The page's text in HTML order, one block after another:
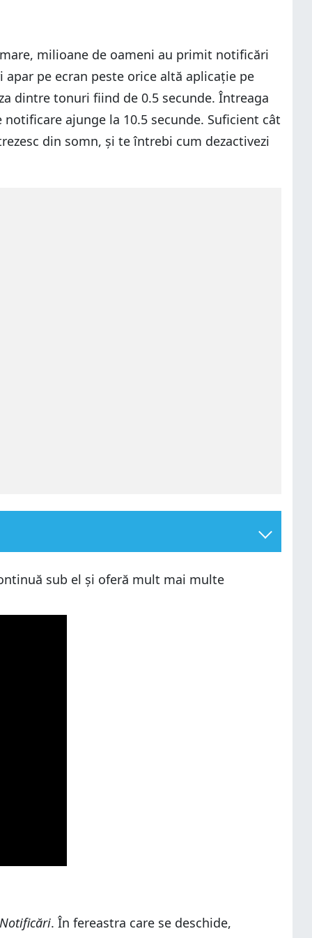
milioane de oameni au primit notificări
pe ecran peste orice altă aplicație pe
dintre tonuri fiind de 0.5 secunde. Întreaga
ajunge la 10.5 secunde. Suficient cât
din somn, și te întrebi cum dezactivezi
sub el și oferă mult mai multe
Notificări. În fereastra care se deschide,